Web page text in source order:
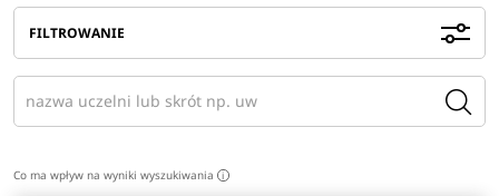
FILTROWANIE
Co ma wpływ na wyniki wyszukiwania i